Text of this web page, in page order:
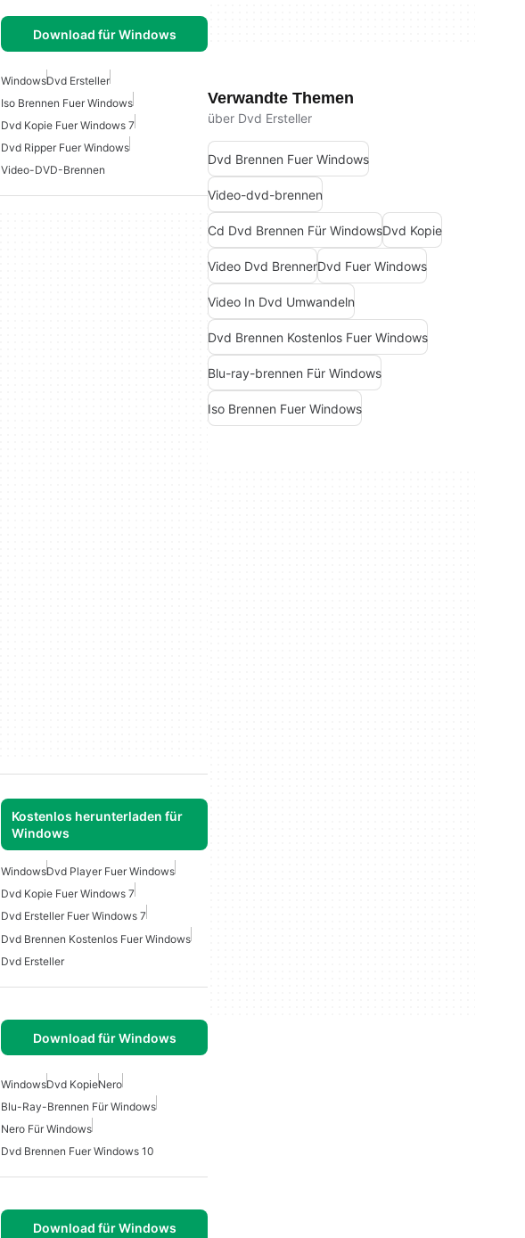
Download für Windows
WindowsDvd Ersteller
Iso Brennen Fuer Windows
Dvd Kopie Fuer Windows 7
Dvd Ripper Fuer Windows
Video-DVD-Brennen
Kostenlos herunterladen für
Windows
WindowsDvd Player Fuer Windows
Dvd Kopie Fuer Windows 7
Dvd Ersteller Fuer Windows 7
Dvd Brennen Kostenlos Fuer Windows
Dvd Ersteller
Download für Windows
WindowsDvd KopieNero
Blu-Ray-Brennen Für Windows
Nero Für Windows
Dvd Brennen Fuer Windows 10
Download für Windows
Verwandte Themen
über Dvd Ersteller
Dvd Brennen Fuer Windows
Video-dvd-brennen
Cd Dvd Brennen Für WindowsDvd Kopie
Video Dvd BrennerDvd Fuer Windows
Video In Dvd Umwandeln
Dvd Brennen Kostenlos Fuer Windows
Blu-ray-brennen Für Windows
Iso Brennen Fuer Windows